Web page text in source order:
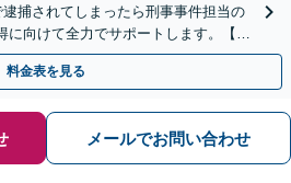
捕されてしまったら刑事事件担当の
に向けて全力でサポートします。【毎
対応】
料金表を見る
メールでお問い合わせ